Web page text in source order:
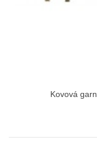
Kovová